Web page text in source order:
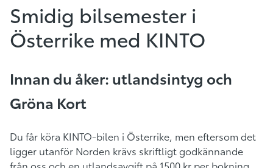
Smidig bilsemester i
Österrike med KINTO
Innan du åker: utlandsintyg och
Gröna Kort
Du får köra KINTO-bilen i Österrike, men eftersom det
ligger utanför Norden krävs skriftligt godkännande